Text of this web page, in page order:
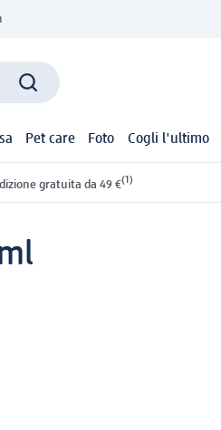
Pet care Foto Cogli l'ultimo
gratuita da 49 €(1)